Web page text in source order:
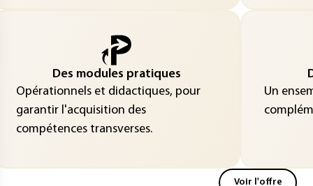
Des modules pratiques
Opérationnels et didactiques, pour
garantir l'acquisition des
compétences transverses.
Un
Voir l'offre